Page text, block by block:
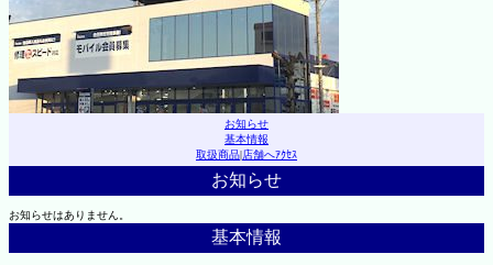
お知らせ
基本情報
取扱商品|店舗へｱｸｾｽ
お知らせ
お知らせはありません。
基本情報